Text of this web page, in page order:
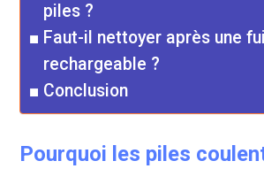
piles ?
Faut-il nettoyer après une
rechargeable ?
Conclusion
Pourquoi les piles